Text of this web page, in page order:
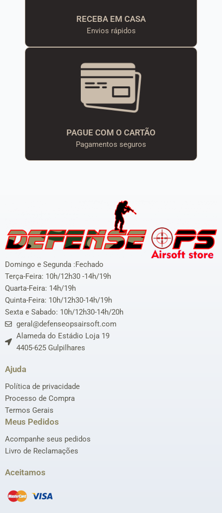
RECEBA EM CASA
Envios rápidos
PAGUE COM O CARTÃO
Pagamentos seguros
Domingo e Segunda :Fechado
Terça-Feira: 10h/12h30 -14h/19h
Quarta-Feira: 14h/19h
Quinta-Feira: 10h/12h30-14h/19h
Sexta e Sabado: 10h/12h30-14h/20h
geral@defenseopsairsoft.com
Alameda do Estádio Loja 19
4405-625 Gulpilhares
Ajuda
Política de privacidade
Processo de Compra
Termos Gerais
Meus Pedidos
Acompanhe seus pedidos
Livro de Reclamações
Aceitamos